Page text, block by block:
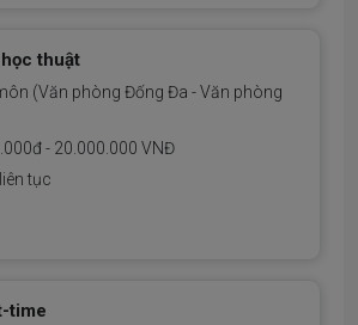
thuật
(Văn phòng Đống Đa - Văn phòng
- 20.000.000 VNĐ
tục
time